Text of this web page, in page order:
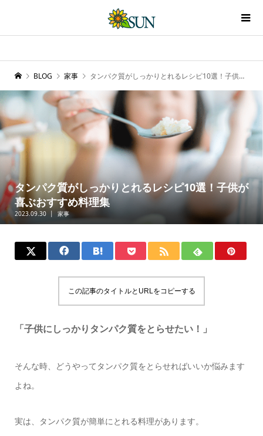
BLOG 家事 タンパク質がしっかりとれるレシピ10選！子供が喜ぶおすすめ料理集
タンパク質がしっかりとれるレシピ10選！子供が
喜ぶおすすめ料理集
2023.09.30 家事
この記事のタイトルとURLをコピーする
「子供にしっかりタンパク質をとらせたい！」
そんな時、どうやってタンパク質をとらせればいいか悩みます
よね。
実は、タンパク質が簡単にとれる料理があります。